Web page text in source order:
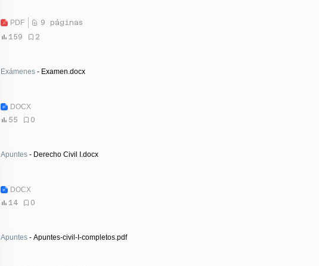
PDF
9 páginas
159
2
Exámenes - Examen.docx
DOCX
55
0
Apuntes - Derecho Civil I.docx
DOCX
14
0
Apuntes - Apuntes-civil-I-completos.pdf